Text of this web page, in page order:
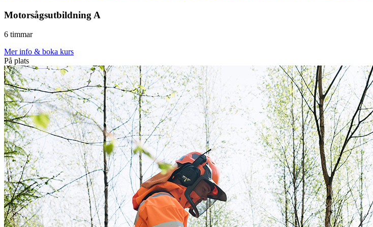
Motorsågsutbildning A
6 timmar
Mer info & boka kurs
På plats